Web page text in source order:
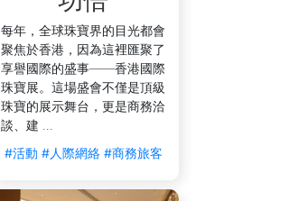
每年，全球珠寶界的目光都會
聚焦於香港，因為這裡匯聚了
享譽國際的盛事——香港國際
珠寶展。這場盛會不僅是頂級
珠寶的展示舞台，更是商務洽
談、建 ...
#活動 #人際網絡 #商務旅客